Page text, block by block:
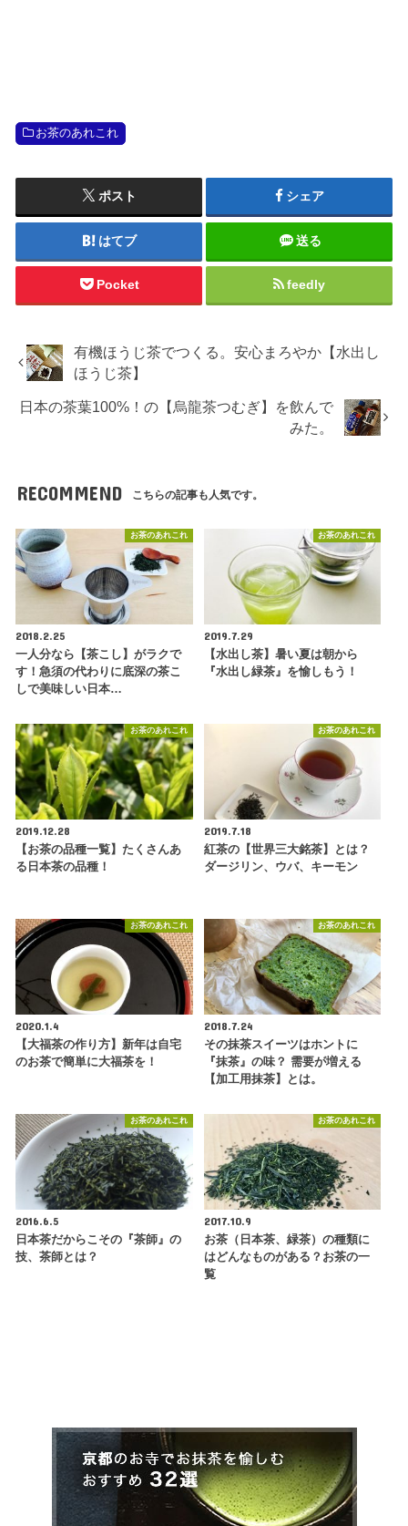
お茶のあれこれ
ポスト シェア
はてブ 送る
Pocket feedly
有機ほうじ茶でつくる。安心まろやか【水出し
ほうじ茶】
日本の茶葉100%！の【烏龍茶つむぎ】を飲んで
みた。
RECOMMEND こちらの記事も人気です。
お茶のあれこれ
2018.2.25
一人分なら【茶こし】がラクで
す！急須の代わりに底深の茶こ
しで美味しい日本…
お茶のあれこれ
2019.7.29
【水出し茶】暑い夏は朝から
『水出し緑茶』を愉しもう！
お茶のあれこれ
2019.12.28
【お茶の品種一覧】たくさんあ
る日本茶の品種！
お茶のあれこれ
2019.7.18
紅茶の【世界三大銘茶】とは？
ダージリン、ウバ、キーモン
お茶のあれこれ
2020.1.4
【大福茶の作り方】新年は自宅
のお茶で簡単に大福茶を！
お茶のあれこれ
2018.7.24
その抹茶スイーツはホントに
『抹茶』の味？ 需要が増える
【加工用抹茶】とは。
お茶のあれこれ
2016.6.5
日本茶だからこその『茶師』の
技、茶師とは？
お茶のあれこれ
2017.10.9
お茶（日本茶、緑茶）の種類に
はどんなものがある？お茶の一
覧